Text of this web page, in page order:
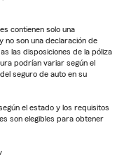
contienen solo una
no son una declaración de
las disposiciones de la póliza
podrían variar según el
seguro de auto en su
el estado y los requisitos
son elegibles para obtener